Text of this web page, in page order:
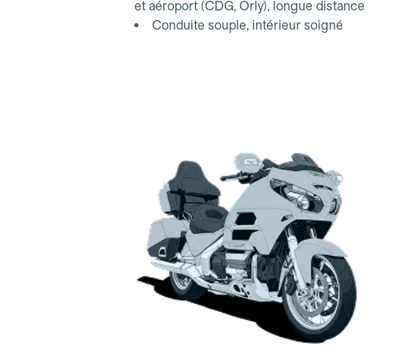
et aéroport (CDG, Orly), longue distance
Conduite souple, intérieur soigné